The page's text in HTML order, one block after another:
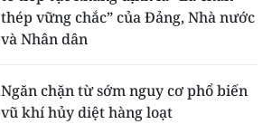
thép vững chắc” của Đảng, Nhà nước
và Nhân dân
Ngăn chặn từ sớm nguy cơ phổ biến
vũ khí hủy diệt hàng loạt